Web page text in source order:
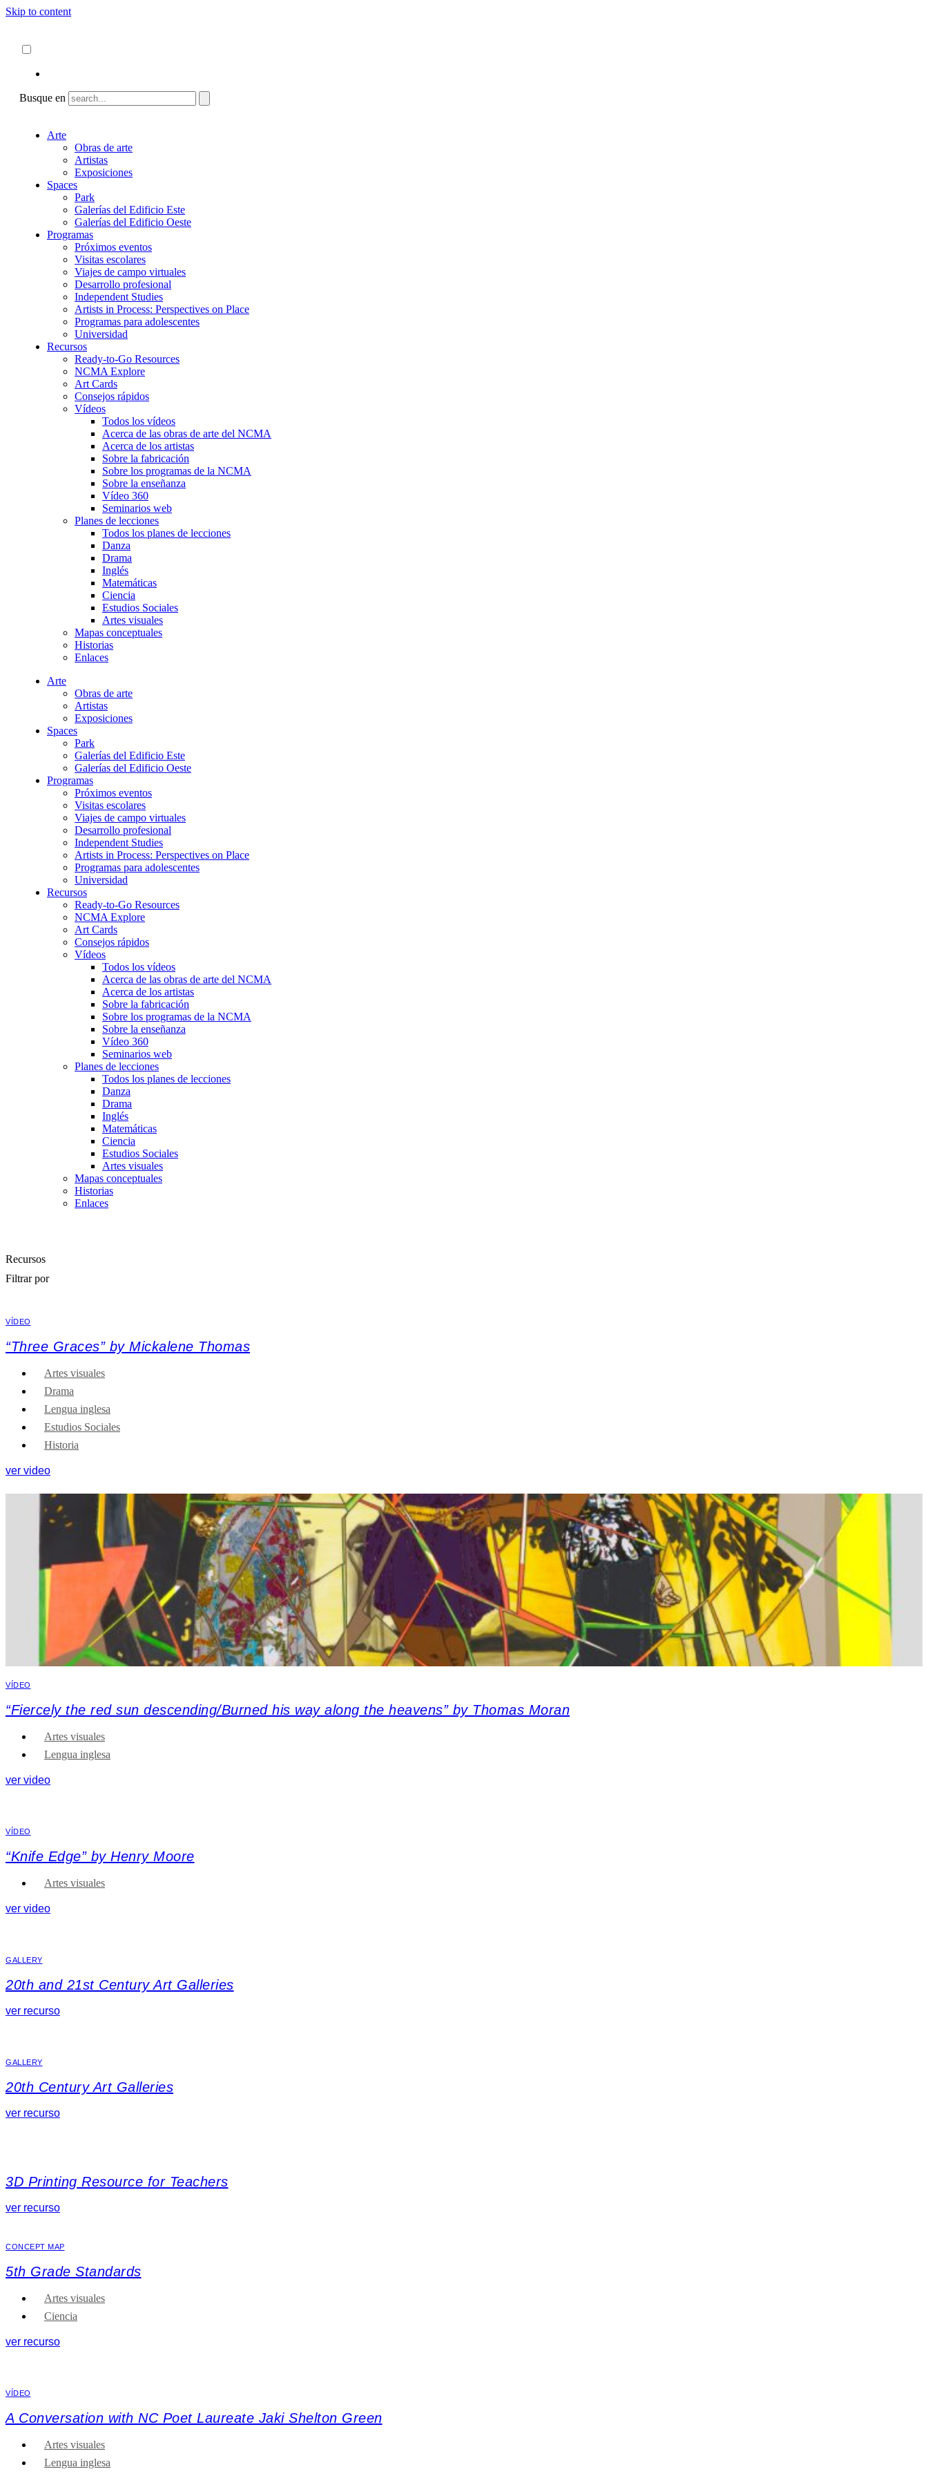
Skip to content
Busque en
Arte
Obras de arte
Artistas
Exposiciones
Spaces
Park
Galerías del Edificio Este
Galerías del Edificio Oeste
Programas
Próximos eventos
Visitas escolares
Viajes de campo virtuales
Desarrollo profesional
Independent Studies
Artists in Process: Perspectives on Place
Programas para adolescentes
Universidad
Recursos
Ready-to-Go Resources
NCMA Explore
Art Cards
Consejos rápidos
Vídeos
Todos los vídeos
Acerca de las obras de arte del NCMA
Acerca de los artistas
Sobre la fabricación
Sobre los programas de la NCMA
Sobre la enseñanza
Vídeo 360
Seminarios web
Planes de lecciones
Todos los planes de lecciones
Danza
Drama
Inglés
Matemáticas
Ciencia
Estudios Sociales
Artes visuales
Mapas conceptuales
Historias
Enlaces
Arte
Obras de arte
Artistas
Exposiciones
Spaces
Park
Galerías del Edificio Este
Galerías del Edificio Oeste
Programas
Próximos eventos
Visitas escolares
Viajes de campo virtuales
Desarrollo profesional
Independent Studies
Artists in Process: Perspectives on Place
Programas para adolescentes
Universidad
Recursos
Ready-to-Go Resources
NCMA Explore
Art Cards
Consejos rápidos
Vídeos
Todos los vídeos
Acerca de las obras de arte del NCMA
Acerca de los artistas
Sobre la fabricación
Sobre los programas de la NCMA
Sobre la enseñanza
Vídeo 360
Seminarios web
Planes de lecciones
Todos los planes de lecciones
Danza
Drama
Inglés
Matemáticas
Ciencia
Estudios Sociales
Artes visuales
Mapas conceptuales
Historias
Enlaces
Recursos
Filtrar por
VÍDEO
“Three Graces” by Mickalene Thomas
Artes visuales
Drama
Lengua inglesa
Estudios Sociales
Historia
ver video
VÍDEO
“Fiercely the red sun descending/Burned his way along the heavens” by Thomas Moran
Artes visuales
Lengua inglesa
ver video
VÍDEO
“Knife Edge” by Henry Moore
Artes visuales
ver video
GALLERY
20th and 21st Century Art Galleries
ver recurso
GALLERY
20th Century Art Galleries
ver recurso
3D Printing Resource for Teachers
ver recurso
CONCEPT MAP
5th Grade Standards
Artes visuales
Ciencia
ver recurso
VÍDEO
A Conversation with NC Poet Laureate Jaki Shelton Green
Artes visuales
Lengua inglesa